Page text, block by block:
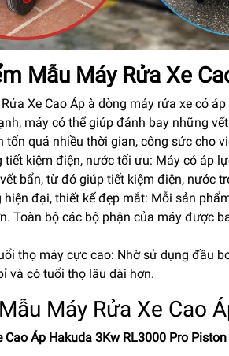
Mẫu Máy Rửa Xe
Xe Cao Áp à dòng máy rửa xe có
máy có thể giúp đánh bay những
tốn quá nhiều thời gian, công sức cho
tiết kiệm điện, nước tối ưu: Máy có áp
bẩn, từ đó giúp tiết kiệm điện, nước
hiện đại, thiết kế đẹp mắt: Mỗi sản
Toàn bộ các bộ phận của máy được
thọ máy cực cao: Nhờ sử dụng đầu
và có tuổi thọ lâu dài hơn.
Máy Rửa Xe Cao
Cao Áp Hakuda 3Kw RL3000 Pro